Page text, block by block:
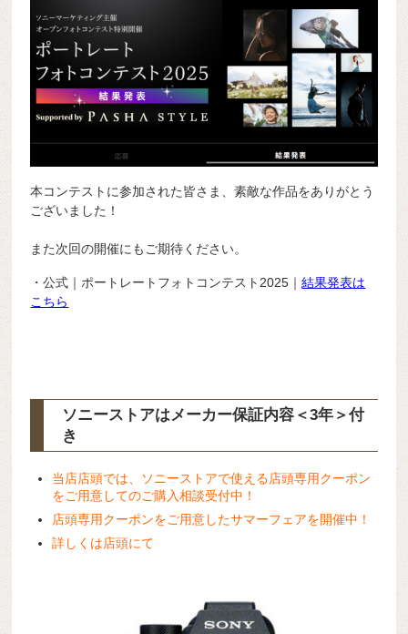
本コンテストに参加された皆さま、素敵な作品をありがとう
ございました！
また次回の開催にもご期待ください。
・公式｜ポートレートフォトコンテスト2025｜結果発表は
こちら
ソニーストアはメーカー保証内容 ＜3年＞付
き
当店店頭では、ソニーストアで使える店頭専用クーポン
をご用意してのご購入相談受付中！
店頭専用クーポンをご用意したサマーフェアを開催中！
詳しくは店頭にて